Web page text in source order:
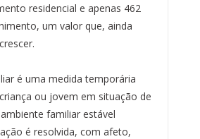
residencial e apenas 462
um valor que, ainda
é uma medida temporária
ou jovem em situação de
familiar estável
é resolvida, com afeto,